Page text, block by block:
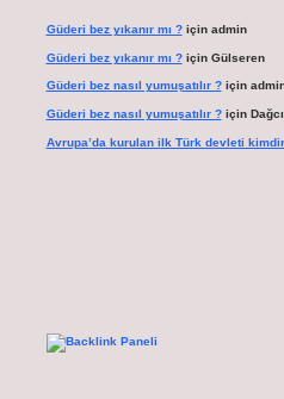
Güderi bez yıkanır mı ?için admin
Güderi bez yıkanır mı ?için Gülseren
Güderi bez nasıl yumuşatılır ?için
Güderi bez nasıl yumuşatılır ?için Dağcı
Avrupa’da kurulan ilk Türk devleti